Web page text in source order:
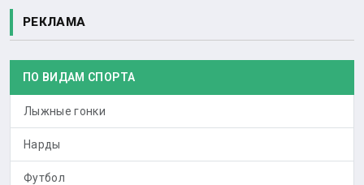
РЕКЛАМА
ПО ВИДАМ СПОРТА
Лыжные гонки
Нарды
Футбол